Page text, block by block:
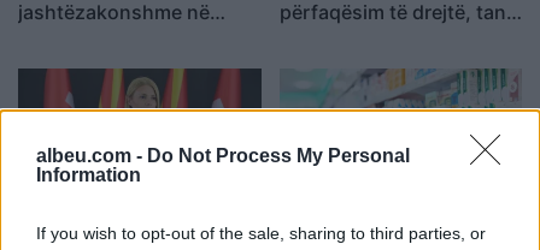
albeu.com - Do Not Process My Personal
Information
If you wish to opt-out of the sale, sharing to third parties, or
jashtëzakonshme në
përfaqësim të drejtë, tani
LSDM kërkon përgjegjësi
Ilaçi “Foster” sërish pa